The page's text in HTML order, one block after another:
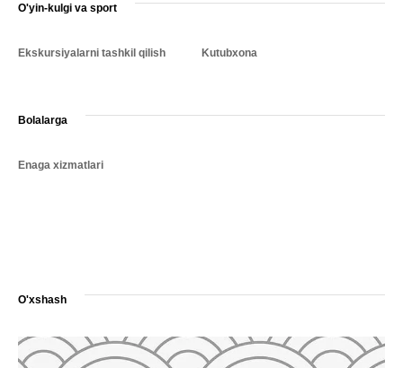
O'yin-kulgi va sport
Ekskursiyalarni tashkil qilish Kutubxona
Bolalarga
Enaga xizmatlari
O'xshash